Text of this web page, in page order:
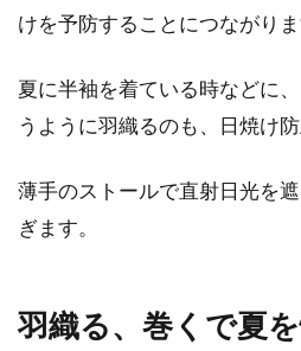
にスポー...
けを予防することにつながりま
夏に半袖を着ている時などに
うように羽織るのも、日焼け防
薄手のストールで直射日光を
ぎます。
羽織る、巻くで夏